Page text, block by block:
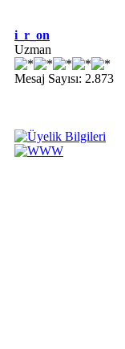
i_r_on
Uzman
Mesaj Sayısı: 2.873